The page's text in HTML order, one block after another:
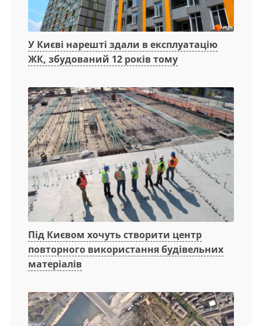
У Києві нарешті здали в експлуатацію
ЖК, збудований 12 років тому
Під Києвом хочуть створити центр
повторного використання будівельних
матеріалів